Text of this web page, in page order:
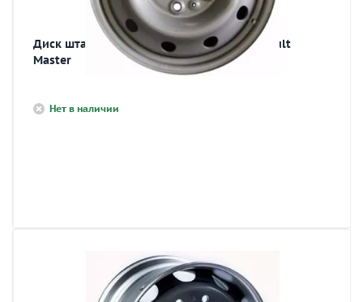
Диск штамп. 6,5х16 5х130 D89,1 ET66 Renault
Master
Нет в наличии